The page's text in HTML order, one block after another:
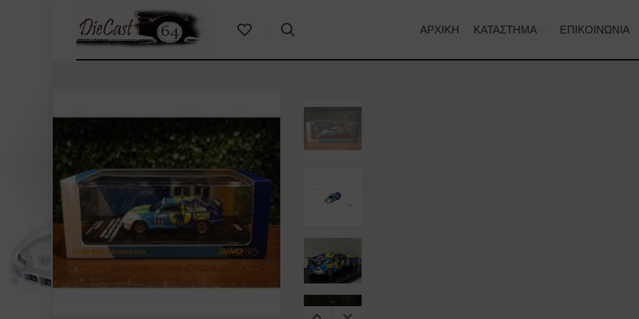
ΑΡΧΙΚΉ ΚΑΤΆΣΤΗΜΑ ΕΠΙΚΟΙΝΩΝΊΑ